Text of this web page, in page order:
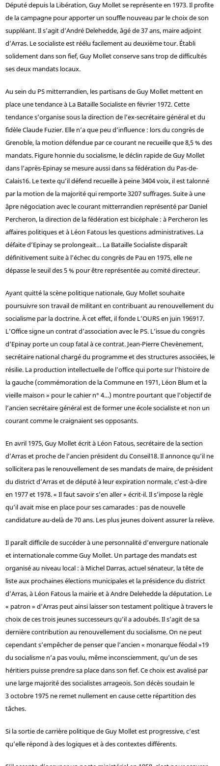
Député depuis la Libération, Guy Mollet se représente en 1973. Il profite
de la campagne pour apporter un souffle nouveau par le choix de son
suppléant. Il s’agit d’André Delehedde, âgé de 37 ans, maire adjoint
d’Arras. Le socialiste est réélu facilement au deuxième tour. Établi
solidement dans son fief, Guy Mollet conserve sans trop de difficultés
ses deux mandats locaux.
Au sein du PS mitterrandien, les partisans de Guy Mollet mettent en
place une tendance à La Bataille Socialiste en février 1972. Cette
tendance s’organise sous la direction de l’ex-secrétaire général et du
fidèle Claude Fuzier. Elle n’a que peu d’influence : lors du congrès de
Grenoble, la motion défendue par ce courant ne recueille que 8,5 % des
mandats. Figure honnie du socialisme, le déclin rapide de Guy Mollet
dans l’après-Epinay se mesure aussi dans sa fédération du Pas-de-
Calais16. Le texte qu’il défend recueille à peine 3404 voix, il est talonné
par la motion de la majorité qui remporte 3207 suffrages. Suite à une
âpre négociation avec le courant mitterrandien représenté par Daniel
Percheron, la direction de la fédération est bicéphale : à Percheron les
affaires politiques et à Léon Fatous les questions administratives. La
défaite d’Epinay se prolongeait… La Bataille Socialiste disparaît
définitivement suite à l’échec du congrès de Pau en 1975, elle ne
dépasse le seuil des 5 % pour être représentée au comité directeur.
Ayant quitté la scène politique nationale, Guy Mollet souhaite
poursuivre son travail de militant en contribuant au renouvellement du
socialisme par la doctrine. À cet effet, il fonde L’OURS en juin 196917.
L’Office signe un contrat d’association avec le PS. L’issue du congrès
d’Epinay porte un coup fatal à ce contrat. Jean-Pierre Chevènement,
secrétaire national chargé du programme et des structures associées, le
résilie. La production intellectuelle de l’office qui porte sur l’histoire de
la gauche (commémoration de la Commune en 1971, Léon Blum et la
vieille maison » pour le cahier n° 4…) montre pourtant que l’objectif de
l’ancien secrétaire général est de former une école socialiste et non un
courant comme le craignaient ses opposants.
En avril 1975, Guy Mollet écrit à Léon Fatous, secrétaire de la section
d’Arras et proche de l’ancien président du Conseil18. Il annonce qu’il ne
sollicitera pas le renouvellement de ses mandats de maire, de président
du district d’Arras et de député à leur expiration normale, c’est-à-dire
en 1977 et 1978. « Il faut savoir s’en aller » écrit-il. Il s’impose la règle
qu’il avait mise en place pour ses camarades : pas de nouvelle
candidature au-delà de 70 ans. Les plus jeunes doivent assurer la relève.
Il paraît difficile de succéder à une personnalité d’envergure nationale
et internationale comme Guy Mollet. Un partage des mandats est
organisé au niveau local : à Michel Darras, actuel sénateur, la tête de
liste aux prochaines élections municipales et la présidence du district
d’Arras, à Léon Fatous la mairie et à Andre Delehedde la députation. Le
« patron » d’Arras peut ainsi laisser son testament politique à travers le
choix de ces trois jeunes successeurs qu’il a adoubés. Il s’agit de sa
dernière contribution au renouvellement du socialisme. On ne peut
cependant s’empêcher de penser que l’ancien « monarque féodal »19
du socialisme n’a pas voulu, même inconsciemment, qu’un de ses
héritiers puisse prendre sa place dans son fief. Ce choix est avalisé par
une large majorité des socialistes arrageois. Son décès soudain le
3 octobre 1975 ne remet nullement en cause cette répartition des
tâches.
Si la sortie de carrière politique de Guy Mollet est progressive, c’est
qu’elle répond à des logiques et à des contextes différents.